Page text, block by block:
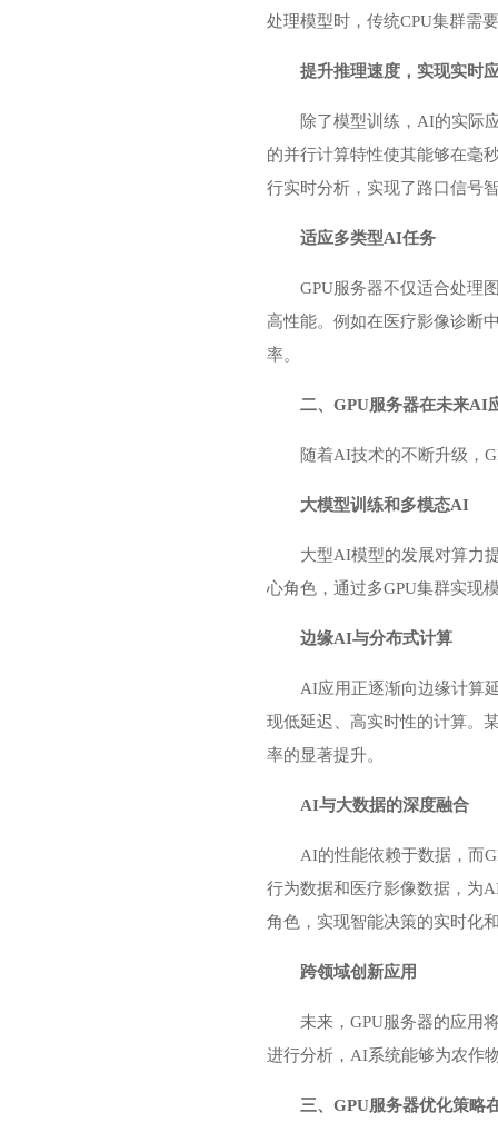
处理模型时，传统CPU集群需
提升推理速度，实现实时
除了模型训练，AI的实际
的并行计算特性使其能够在毫
行实时分析，实现了路口信号
适应多类型AI任务
GPU服务器不仅适合处理
高性能。例如在医疗影像诊断
率。
二、GPU服务器在未来AI
随着AI技术的不断升级，
大模型训练和多模态AI
大型AI模型的发展对算力
心角色，通过多GPU集群实现
边缘AI与分布式计算
AI应用正逐渐向边缘计算
现低延迟、高实时性的计算。
率的显著提升。
AI与大数据的深度融合
AI的性能依赖于数据，而
行为数据和医疗影像数据，为
角色，实现智能决策的实时化
跨领域创新应用
未来，GPU服务器的应用
进行分析，AI系统能够为农作
三、GPU服务器优化策略